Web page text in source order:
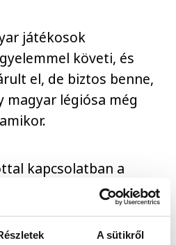
A sütikről
játékosok
követi, és
el, de biztos benne,
magyar légiósa még
kapcsolatban a
már önmagában
2012 után újra
nemzeti csapat.